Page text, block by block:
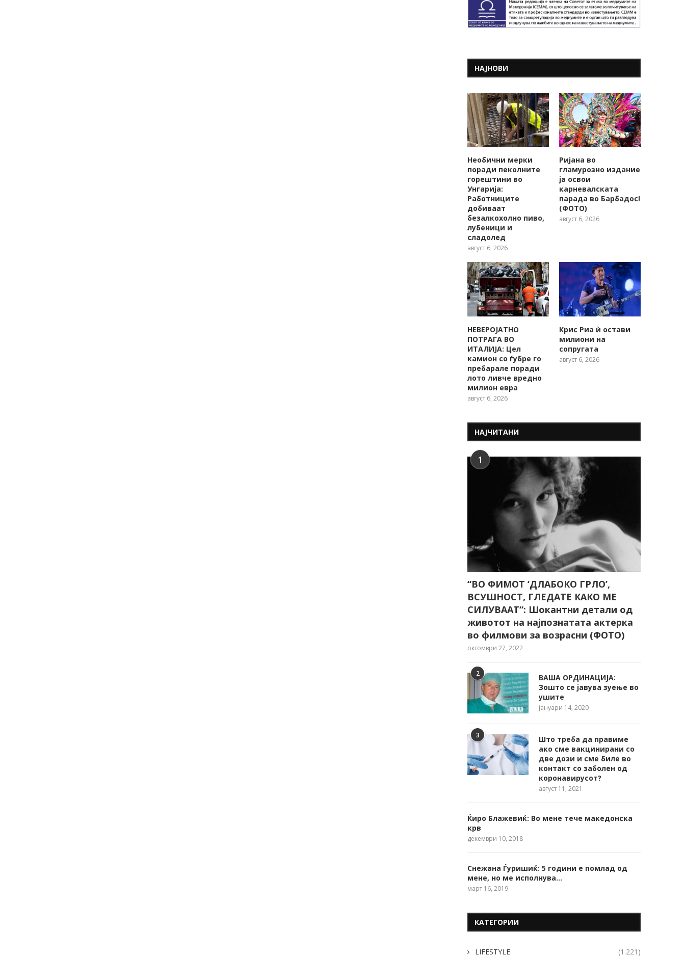
НАЈНОВИ
Необични мерки
поради пеколните
горештини во
Унгарија:
Работниците
добиваат
безалкохолно пиво,
лубеници и
сладолед
август 6, 2026
Ријана во
гламурозно издание
ја освои
карневалската
парада во Барбадос!
(ФОТО)
август 6, 2026
НЕВЕРОЈАТНО
ПОТРАГА ВО
ИТАЛИЈА: Цел
камион со ѓубре го
пребарале поради
лото ливче вредно
милион евра
август 6, 2026
Крис Риа ѝ остави
милиони на
сопругата
август 6, 2026
НАЈЧИТАНИ
1
“ВО ФИМОТ ‘ДЛАБОКО ГРЛО’,
ВСУШНОСТ, ГЛЕДАТЕ КАКО МЕ
СИЛУВААТ“: Шокантни детали од
животот на најпознатата актерка
во филмови за возрасни (ФОТО)
октомври 27, 2022
2
ВАША ОРДИНАЦИЈА:
Зошто се јавува зуење во
ушите
јануари 14, 2020
3
Што треба да правиме
ако сме вакцинирани со
две дози и сме биле во
контакт со заболен од
коронавирусот?
август 11, 2021
Ќиро Блажевиќ: Во мене тече македонска
крв
декември 10, 2018
Снежана Ѓуришиќ: 5 години е помлад од
мене, но ме исполнува…
март 16, 2019
КАТЕГОРИИ
LIFESTYLE (1.221)